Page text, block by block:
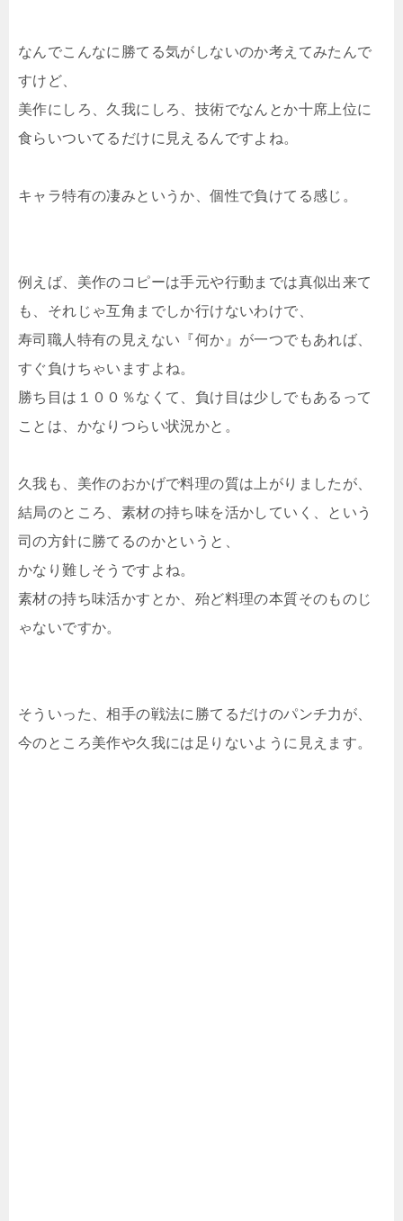
なんでこんなに勝てる気がしないのか考えてみたんで
すけど、
美作にしろ、久我にしろ、技術でなんとか十席上位に
食らいついてるだけに見えるんですよね。
キャラ特有の凄みというか、個性で負けてる感じ。
例えば、美作のコピーは手元や行動までは真似出来て
も、それじゃ互角までしか行けないわけで、
寿司職人特有の見えない『何か』が一つでもあれば、
すぐ負けちゃいますよね。
勝ち目は１００％なくて、負け目は少しでもあるって
ことは、かなりつらい状況かと。
久我も、美作のおかげで料理の質は上がりましたが、
結局のところ、素材の持ち味を活かしていく、という
司の方針に勝てるのかというと、
かなり難しそうですよね。
素材の持ち味活かすとか、殆ど料理の本質そのものじ
ゃないですか。
そういった、相手の戦法に勝てるだけのパンチ力が、
今のところ美作や久我には足りないように見えます。